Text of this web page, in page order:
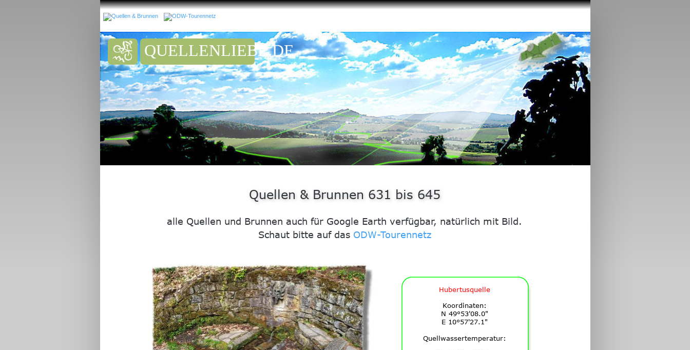
Quellen & Brunnen 631 bis 645
alle Quellen und Brunnen auch für Google Earth verfügbar, natürlich mit Bild.
Schaut bitte auf das ODW-Tourennetz
QUELLENLIEBE.DE
Hubertusquelle
Koordinaten:
N 49°53'08.0"
E 10°57'27.1"
Quellwassertemperatur: